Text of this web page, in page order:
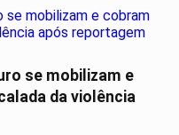
se mobilizam e
da violência